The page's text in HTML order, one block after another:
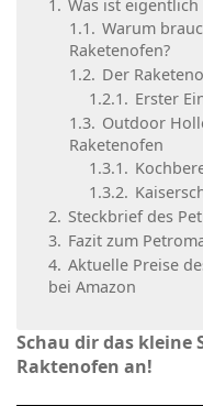
1. Was ist
1.1. Warum
Raketenofen?
1.2. Der
1.2.1. Erster
1.3. Outdoor
Raketenofen
1.3.1.
1.3.2.
2. Steckbrief des
3. Fazit zum
4. Aktuelle Preise
bei Amazon
Schau dir das kleine
Raktenofen an!